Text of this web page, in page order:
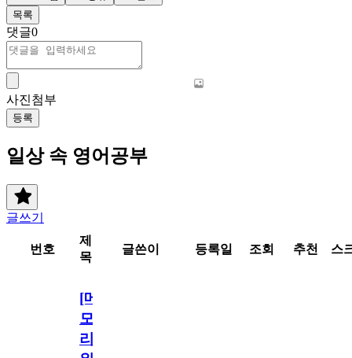
목록
댓글0
사진첨부
등록
일상 속 영어공부
글쓰기
번호
제
목
글쓴이 등록일 조회 추천 스
[메
모
리